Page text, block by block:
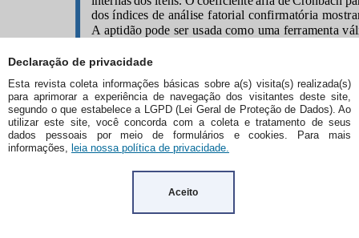
Declaração de privacidade
Esta revista coleta informações básicas sobre a(s) visita(s) realizada(s)
para aprimorar a experiência de navegação dos visitantes deste site,
segundo o que estabelece a LGPD (Lei Geral de Proteção de Dados). Ao
utilizar este site, você concorda com a coleta e tratamento de seus
dados pessoais por meio de formulários e cookies. Para mais
informações, leia nossa política de privacidade.
Aceito